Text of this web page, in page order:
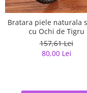
Bratara piele naturala
cu Ochi de Tigru
157,61 Lei
80,00 Lei